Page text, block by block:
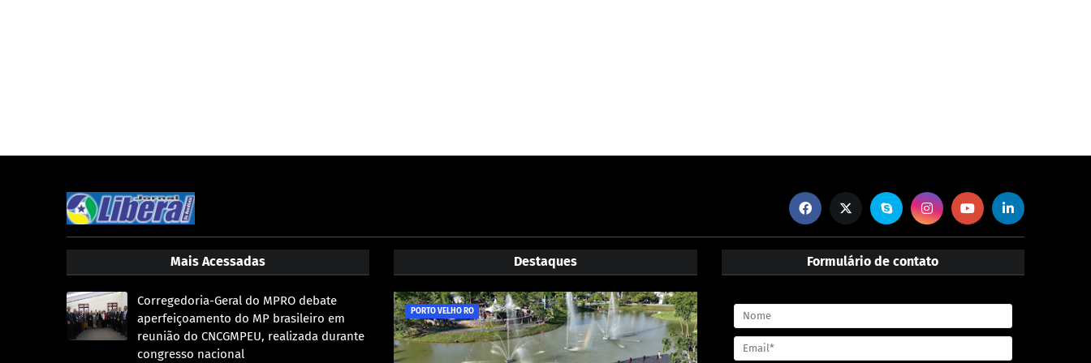
Mais Acessadas
Corregedoria-Geral do MPRO debate
aperfeiçoamento do MP brasileiro em
reunião do CNCGMPEU, realizada durante
congresso nacional
Destaques
PORTO VELHO RO
Formulário de contato